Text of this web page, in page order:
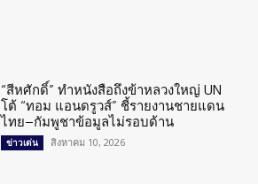
“สีหศักดิ์” ทำหนังสือถึงข้าหลวงใหญ่ UN
โต้ “ทอม แอนดรูวส์” ชี้รายงานชายแดน
ไทย–กัมพูชาข้อมูลไม่รอบด้าน
ข่าวเด่น สิงหาคม 10, 2026